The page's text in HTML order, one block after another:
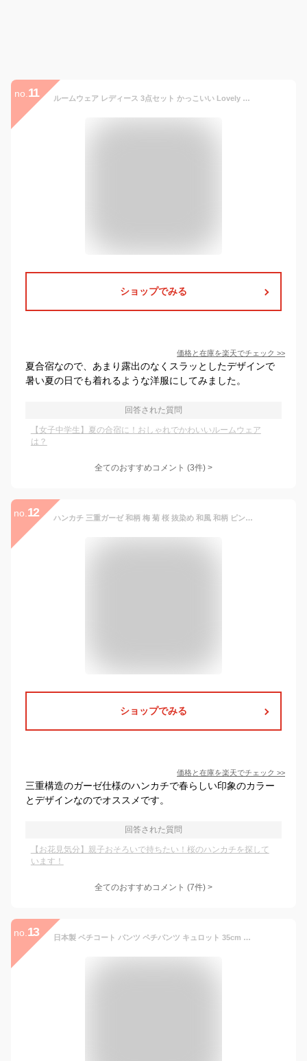
no. 11 ルームウェア レディース 3点セット かっこいい Lovely Cute ストレッチ 花柄 かわいい 部屋着 セットアップ ゆったり おしゃれ ナイトウェア 上下セット ネグリジェ キャミソール ワイドパンツ ナイトガウン 楽ちん 柔らか 大人 可愛い コーデ 春 夏 秋
ショップでみる
価格と在庫を楽天でチェック >>
夏合宿なので、あまり露出のなくスラッとしたデザインで
暑い夏の日でも着れるような洋服にしてみました。
回答された質問
【女子中学生】夏の合宿に！おしゃれでかわいいルームウェア
は？
全てのおすすめコメント (3件) >
no. 12 ハンカチ 三重ガーゼ 和柄 梅 菊 桜 抜染め 和風 和柄 ピンク オレンジ コットン100% 綿 かわいい おしゃれ コンテックス 日本製 国産 【39】
ショップでみる
価格と在庫を楽天でチェック >>
三重構造のガーゼ仕様のハンカチで春らしい印象のカラー
とデザインなのでオススメです。
回答された質問
【お花見気分】親子おそろいで持ちたい！桜のハンカチを探して
います！
全てのおすすめコメント (7件) >
no. 13 日本製 ペチコート パンツ ペチパンツ キュロット 35cm 45cm 55cm 送料無料 ショート ぺチコートパンツ 下着 レディース 浴衣 肌着 タップパンツ 静電気防止 股ずれ 防止 インナー シンプル 透け防止 大きいサイズ 短い フレア 透けない 下着透け対策 春 夏 秋 冬 mail